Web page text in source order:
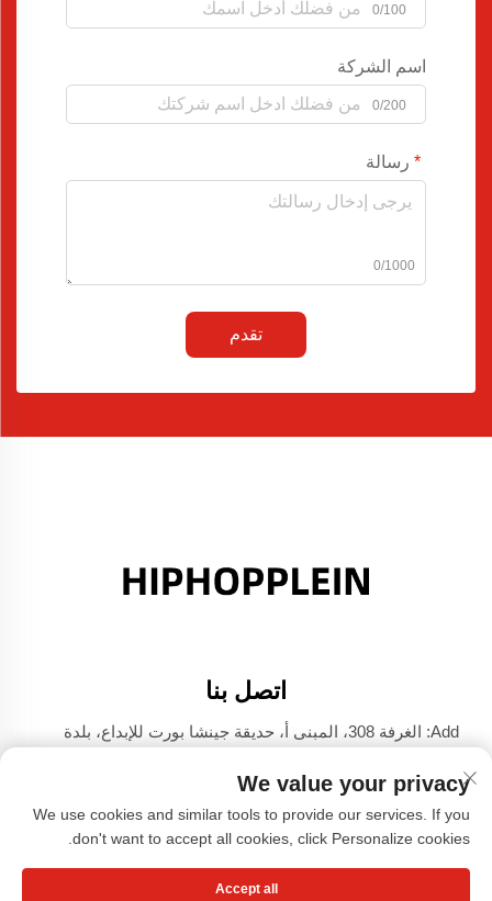
0/100
اسم الشركة
0/200
رسالة
0/1000
تقدم
اتصل بنا
Add: الغرفة 308، المبنى أ، حديقة جينشا بورت للإبداع، بلدة
الهاتف:+86-17304049586
البريد الإلكتروني:[email protected]
We value your privacy
We use cookies and similar tools to provide our services. If you
don't want to accept all cookies, click Personalize cookies.
Accept all